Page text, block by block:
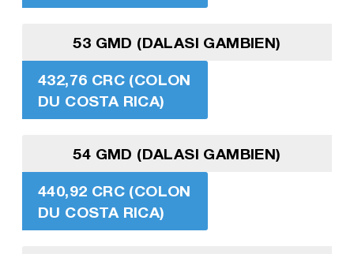
53 GMD (DALASI GAMBIEN)
432,76 CRC (COLON
DU COSTA RICA)
54 GMD (DALASI GAMBIEN)
440,92 CRC (COLON
DU COSTA RICA)